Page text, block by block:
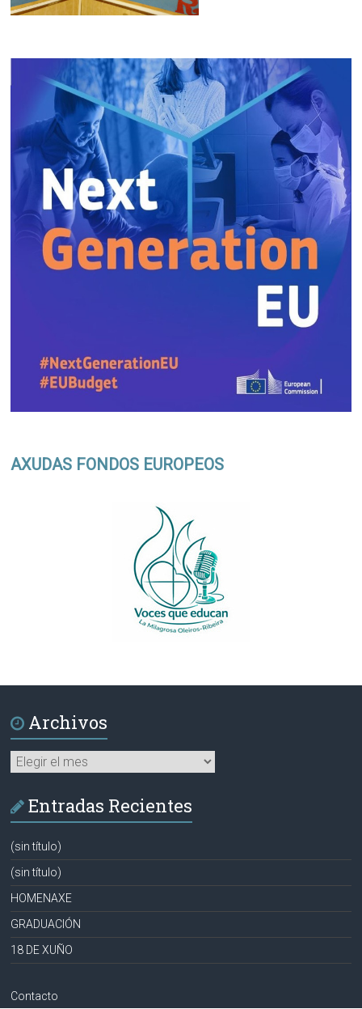
AXUDAS FONDOS EUROPEOS
Archivos
Archivos
Entradas Recientes
(sin título)
(sin título)
HOMENAXE
GRADUACIÓN
18 DE XUÑO
Contacto